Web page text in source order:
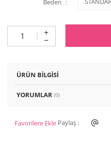
Beden
ÜRÜN BILGISI
YORUMLAR (0)
Favorilere Ekle Paylaş :